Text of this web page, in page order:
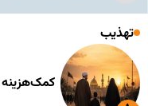
تهذیب
کمک‌هزینه